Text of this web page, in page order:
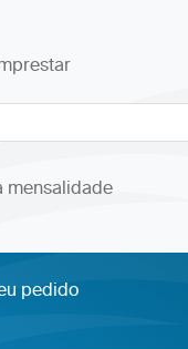
mensalidade
pedido